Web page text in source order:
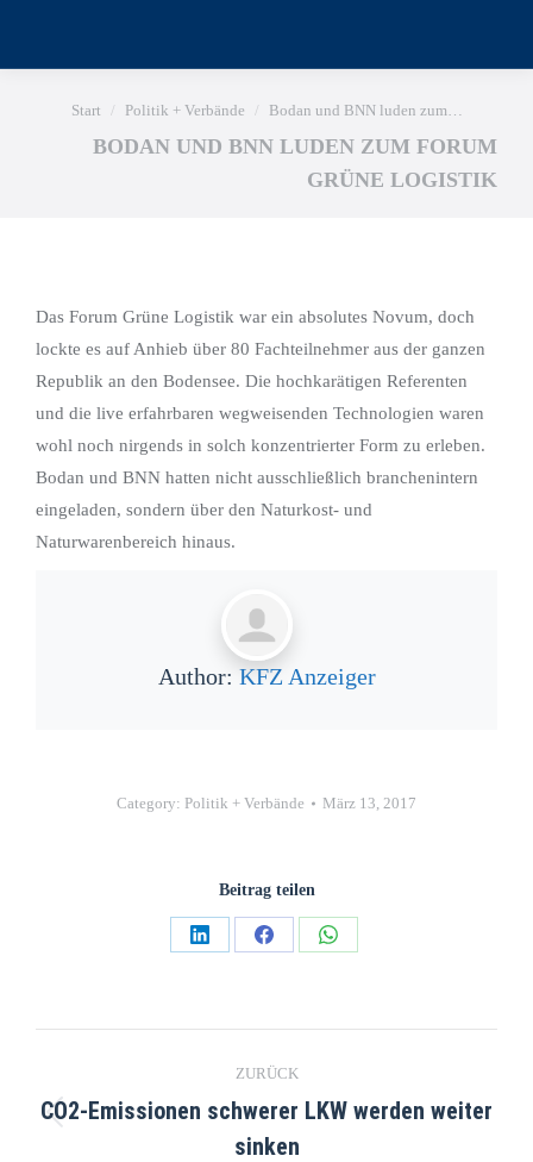
Sie befinden sich hier:
Start Politik + Verbände Bodan und BNN luden zum…
BODAN UND BNN LUDEN ZUM FORUM
GRÜNE LOGISTIK
Das Forum Grüne Logistik war ein absolutes Novum, doch
lockte es auf Anhieb über 80 Fachteilnehmer aus der ganzen
Republik an den Bodensee. Die hochkarätigen Referenten
und die live erfahrbaren wegweisenden Technologien waren
wohl noch nirgends in solch konzentrierter Form zu erleben.
Bodan und BNN hatten nicht ausschließlich branchenintern
eingeladen, sondern über den Naturkost- und
Naturwarenbereich hinaus.
Author: KFZ Anzeiger
Category: Politik + Verbände März 13, 2017
Beitrag teilen
ZURÜCK
CO2-Emissionen schwerer LKW werden weiter
sinken